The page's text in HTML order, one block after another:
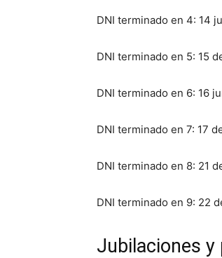
DNI terminado en 4: 14
DNI terminado en 5: 15
DNI terminado en 6: 16
DNI terminado en 7: 17
DNI terminado en 8: 21
DNI terminado en 9: 22
Jubilaciones y